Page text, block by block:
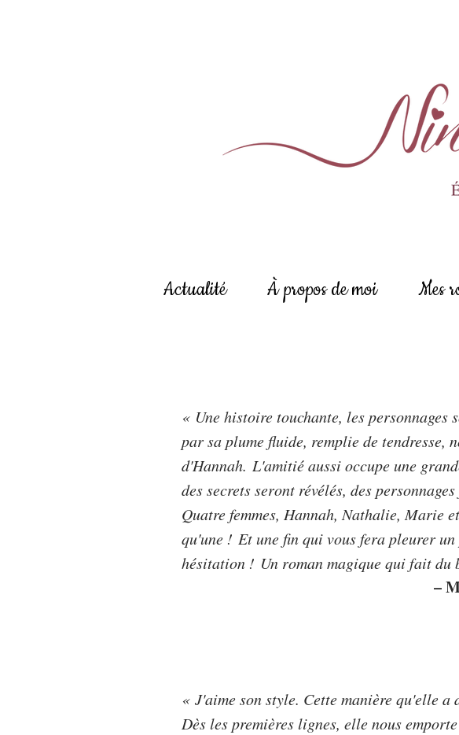
Actualité À propos de moi Mes
« Une histoire touchante, les personnages
par sa plume fluide, remplie de
d'Hannah. L'amitié aussi occupe une
des secrets seront révélés, des
Quatre femmes, Hannah, Nathalie, Marie
qu'une ! Et une fin qui vous fera pleurer
hésitation ! Un roman magique qui fait
–
« J'aime son style. Cette manière qu'elle
Dès les premières lignes, elle nous